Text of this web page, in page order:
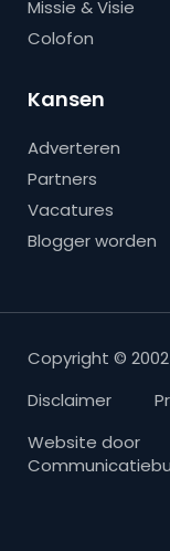
Missie & Visie
Colofon
Kansen
Adverteren
Partners
Vacatures
Blogger worden
Copyright ©
Disclaimer
Website door